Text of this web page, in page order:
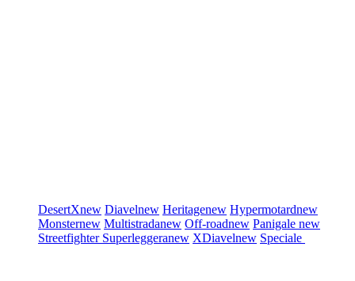
DesertXnew Diavelnew Heritagenew Hypermotardnew
Monsternew Multistradanew Off-roadnew Panigale new
Streetfighter Superleggeranew XDiavelnew Speciale